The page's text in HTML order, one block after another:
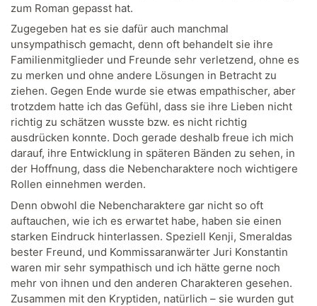
zum Roman gepasst hat.
Zugegeben hat es sie dafür auch manchmal
unsympathisch gemacht, denn oft behandelt sie ihre
Familienmitglieder und Freunde sehr verletzend, ohne es
zu merken und ohne andere Lösungen in Betracht zu
ziehen. Gegen Ende wurde sie etwas empathischer, aber
trotzdem hatte ich das Gefühl, dass sie ihre Lieben nicht
richtig zu schätzen wusste bzw. es nicht richtig
ausdrücken konnte. Doch gerade deshalb freue ich mich
darauf, ihre Entwicklung in späteren Bänden zu sehen, in
der Hoffnung, dass die Nebencharaktere noch wichtigere
Rollen einnehmen werden.
Denn obwohl die Nebencharaktere gar nicht so oft
auftauchen, wie ich es erwartet habe, haben sie einen
starken Eindruck hinterlassen. Speziell Kenji, Smeraldas
bester Freund, und Kommissaranwärter Juri Konstantin
waren mir sehr sympathisch und ich hätte gerne noch
mehr von ihnen und den anderen Charakteren gesehen.
Zusammen mit den Kryptiden, natürlich – sie wurden gut